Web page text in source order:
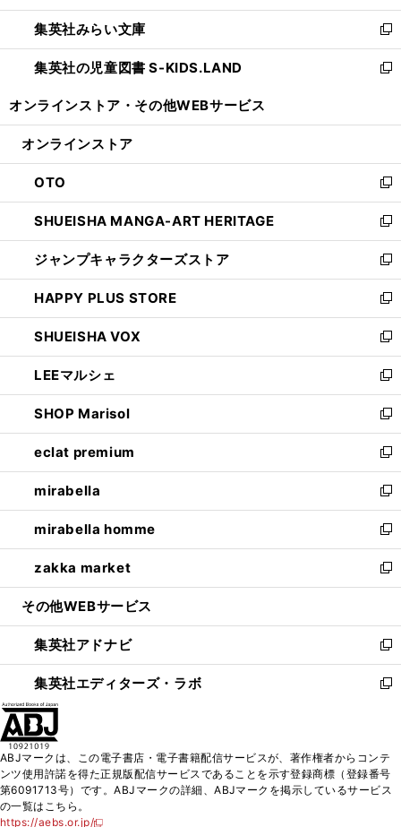
開
く
ウ
で
開
く
ン
ド
ウ
で
ウ
ィ
ン
ド
開
集英社みらい文庫
新
し
い
ン
ウ
で
開
く
集英社の児童図書 S-KIDS.LAND
新
ウ
ン
ド
ウ
で
開
く
オンラインストア・ その他WEBサービス
オンラインストア
OTO
新
し
い
ウ
ィ
ン
ド
ウ
で
開
く
SHUEISHA MANGA-ART HERITAGE
新
し
い
ウ
ィ
ン
ド
ウ
で
開
く
ジャンプキャラクターズストア
新
し
い
ウ
ィ
ン
ド
ウ
で
開
く
HAPPY PLUS STORE
新
し
い
ウ
ィ
ン
ド
ウ
で
開
く
SHUEISHA VOX
新
し
い
ウ
ィ
ン
ド
ウ
で
開
く
LEEマルシェ
新
し
い
ウ
ィ
ン
ド
ウ
で
開
く
SHOP Marisol
新
し
い
ウ
ィ
ン
ド
ウ
で
開
eclat premium
新
し
い
ウ
ィ
ン
ド
ウ
開
く
mirabella
新
し
い
ウ
ィ
ン
ウ
で
開
く
mirabella homme
新
し
い
ウ
ン
ド
ウ
で
zakka market
新
し
ウ
ィ
ン
ド
く
その他WEBサービス
集英社アドナビ
新
し
い
ド
ウ
で
集英社エディターズ・ラボ
新
ィ
ン
ド
ABJマークは、この電子書店・電子書籍配信サービスが、著作権者からコンテ
ンツ使用許諾を得た正規版配信サービスであることを示す登録商標（登録番号
第6091713号）です。ABJマークの詳細、ABJマークを掲示しているサービス
の一覧はこちら。
https://aebs.or.jp/